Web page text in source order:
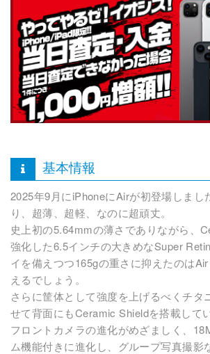
基本情報
2025年9月にiPhoneにAirが初登場しまし
り、超薄、超軽、なのに超頑丈。
史上初の5.64mmの薄さでありながら、
強化した6.5インチの大きめなSuper
イを備えつつ165gの重さに抑えたのは
えるでしょう。
さらに筐体として強度を上げるべくチタ
せて背面にもCeramic Shieldを搭載して
フロントカメラの進化がめざましく、
ム機能付きに進化し、グループ写真撮影